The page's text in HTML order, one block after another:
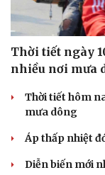
Thời tiết ngày
nhiều nơi mưa
Thời tiết hôm
mưa dông
Áp thấp nhiệt
Diễn biến mới